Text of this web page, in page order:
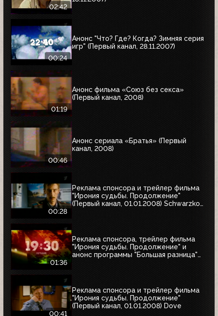
02:42
00:24
Анонс "Что? Где? Когда? Зимняя серия
игр" (Первый канал, 28.11.2007)
01:19
Анонс фильма «Союз без секса»
(Первый канал, 2008)
00:46
Анонс сериала «Братья» (Первый
канал, 2008)
00:28
Реклама спонсора и трейлер фильма
"Ирония судьбы. Продолжение"
(Первый канал, 01.01.2008) Schwarzkopf
01:36
Реклама спонсора, трейлер фильма
"Ирония судьбы. Продолжение" и
анонс программы "Большая разница"
00:41
Реклама спонсора и трейлер фильма
"Ирония судьбы. Продолжение"
(Первый канал, 01.01.2008) Dove